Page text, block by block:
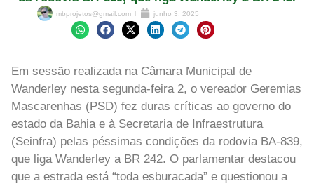
mbprojetos@gmail.com junho 3, 2025
Em sessão realizada na Câmara Municipal de
Wanderley nesta segunda-feira 2, o vereador Geremias
Mascarenhas (PSD) fez duras críticas ao governo do
estado da Bahia e à Secretaria de Infraestrutura
(Seinfra) pelas péssimas condições da rodovia BA-839,
que liga Wanderley a BR 242. O parlamentar destacou
que a estrada está “toda esburacada” e questionou a